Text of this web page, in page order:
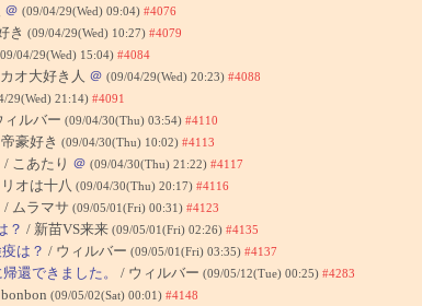
＠ (09/04/29(Wed) 09:04) #4076
き (09/04/29(Wed) 10:27) #4079
04/29(Wed) 15:04) #4084
オ大好き人 ＠ (09/04/29(Wed) 20:23) #4088
29(Wed) 21:14) #4091
ィルバー (09/04/30(Thu) 03:54) #4110
豪好き (09/04/30(Thu) 10:02) #4113
/ こあたり ＠ (09/04/30(Thu) 21:22) #4117
オは十八 (09/04/30(Thu) 20:17) #4116
/ ムラマサ (09/05/01(Fri) 00:31) #4123
？ / 新苗VS来来 (09/05/01(Fri) 02:26) #4135
は？ / ウィルバー (09/05/01(Fri) 03:35) #4137
還できました。 / ウィルバー (09/05/12(Tue) 00:25) #4283
(09/05/02(Sat) 00:01) #4148